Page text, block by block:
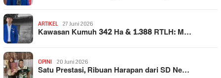
ARTIKEL 27 Juni 2026
Kawasan Kumuh 342 Ha & 1.388 RTLH: M…
OPINI 20 Juni 2026
Satu Prestasi, Ribuan Harapan dari SD Ne…